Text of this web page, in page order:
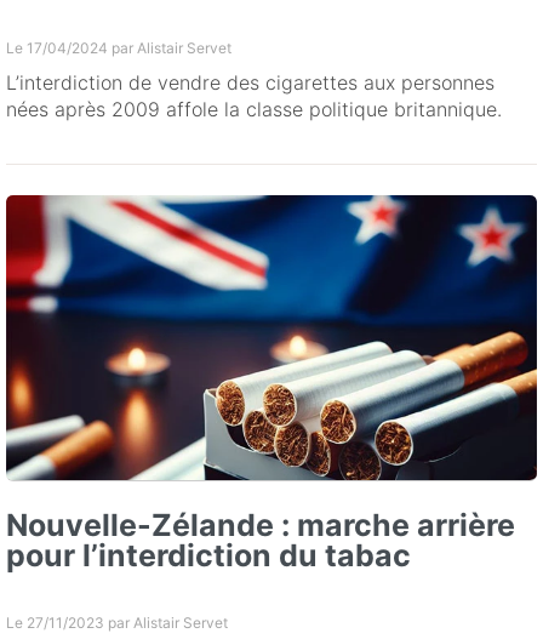
Le 17/04/2024 par Alistair Servet
L’interdiction de vendre des cigarettes aux personnes
nées après 2009 affole la classe politique britannique.
Nouvelle-Zélande : marche arrière
pour l’interdiction du tabac
Le 27/11/2023 par Alistair Servet